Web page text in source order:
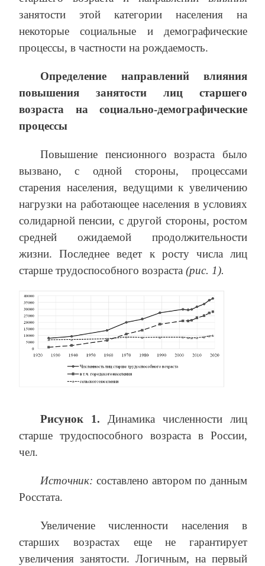
занятости этой категории населения на
некоторые социальные и демографические
процессы, в частности на рождаемость.
Определение направлений влияния
повышения занятости лиц старшего
возраста на социально-демографические
процессы
Повышение пенсионного возраста было
вызвано, с одной стороны, процессами
старения населения, ведущими к увеличению
нагрузки на работающее населения в условиях
солидарной пенсии, с другой стороны, ростом
средней ожидаемой продолжительности
жизни. Последнее ведет к росту числа лиц
старше трудоспособного возраста (рис. 1).
Рисунок 1. Динамика численности лиц
старше трудоспособного возраста в России,
чел.
Источник: составлено автором по данным
Росстата.
Увеличение численности населения в
старших возрастах еще не гарантирует
увеличения занятости. Логичным, на первый